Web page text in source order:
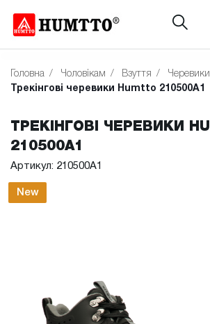
Головна / Чоловікам / Взуття / Черевики
Трекінгові черевики Humtto 210500A1
New
ТРЕКІНГОВІ ЧЕРЕВИКИ
210500A1
Артикул: 210500A1